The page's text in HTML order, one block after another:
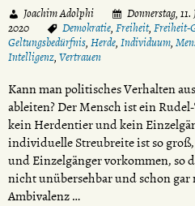
Joachim Adolphi Donnerstag,
2020
Demokratie, Freiheit, Freiheit-
Geltungsbedürfnis, Herde, Individuum,
Intelligenz, Vertrauen
Kann man politisches Verhalten
ableiten? Der Mensch ist ein
kein Herdentier und kein
individuelle Streubreite ist so
und Einzelgänger vorkommen, so
nicht unübersehbar und schon
Ambivalenz …